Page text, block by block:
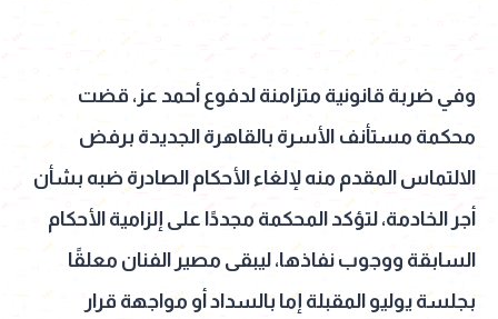
وفي ضربة قانونية متزامنة لدفوع أحمد عز، قضت
محكمة مستأنف الأسرة بالقاهرة الجديدة برفض
الالتماس المقدم منه لإلغاء الأحكام الصادرة ضبه بشأن
أجر الخادمة، لتؤكد المحكمة مجددًا على إلزامية الأحكام
السابقة ووجوب نفاذها، ليبقى مصير الفنان معلقًا
بجلسة يوليو المقبلة إما بالسداد أو مواجهة قرار